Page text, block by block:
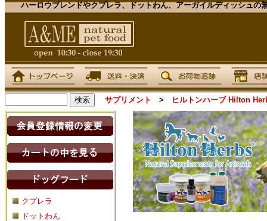
ハーロウブレンドやクプレラ、ドットわん、アーガイルディッシュ
サプリメント > ヒルトンハーブ Hilton
クプレラ
ドットわん